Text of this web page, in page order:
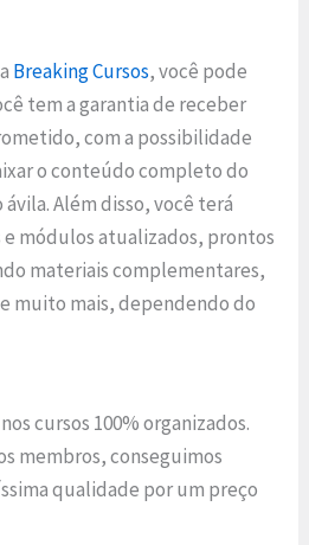
Breaking Cursos, você pode
tem a garantia de receber
com a possibilidade
o conteúdo completo do
Além disso, você terá
e módulos atualizados, prontos
materiais complementares,
muito mais, dependendo do
cursos 100% organizados.
membros, conseguimos
qualidade por um preço